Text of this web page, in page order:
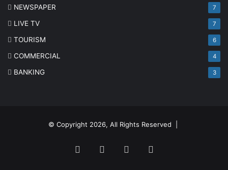
NEWSPAPER 7
LIVE TV 7
TOURISM 6
COMMERCIAL 4
BANKING 3
© Copyright 2026, All Rights Reserved |
FacebookTwitter YouTube